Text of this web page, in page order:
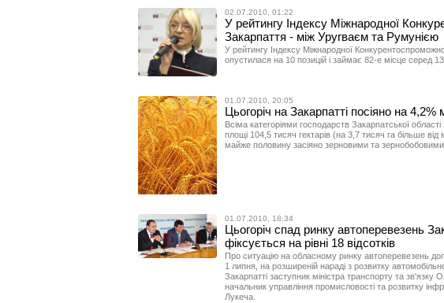
02.07.2010, 01:22
У рейтингу Індексу Міжнародної
Закарпаття - між Уругваєм та Румунією
У рейтингу Індексу Міжнародної
опустилася на 10 позицій і займає 82-е місце серед
01.07.2010, 20:05
Цьогоріч на Закарпатті посіяно на 4,2%
Всіма категоріями господарств Закарпатської області
площі 104,5 тисяч гектарів (на 3,7 тисяч га більше
майже половину засіяно зерновими та
01.07.2010, 18:34
Цьогоріч спад ринку автоперевезень
фіксується на рівні 18 відсотків
Про ситуацію на обласному ринку автоперевезень
1 липня, на розширеній нараді з розвитку
Закарпатті заступник міністра транспорту та зв'язку
начальник управління промисловості та розвитку
Лукеча.